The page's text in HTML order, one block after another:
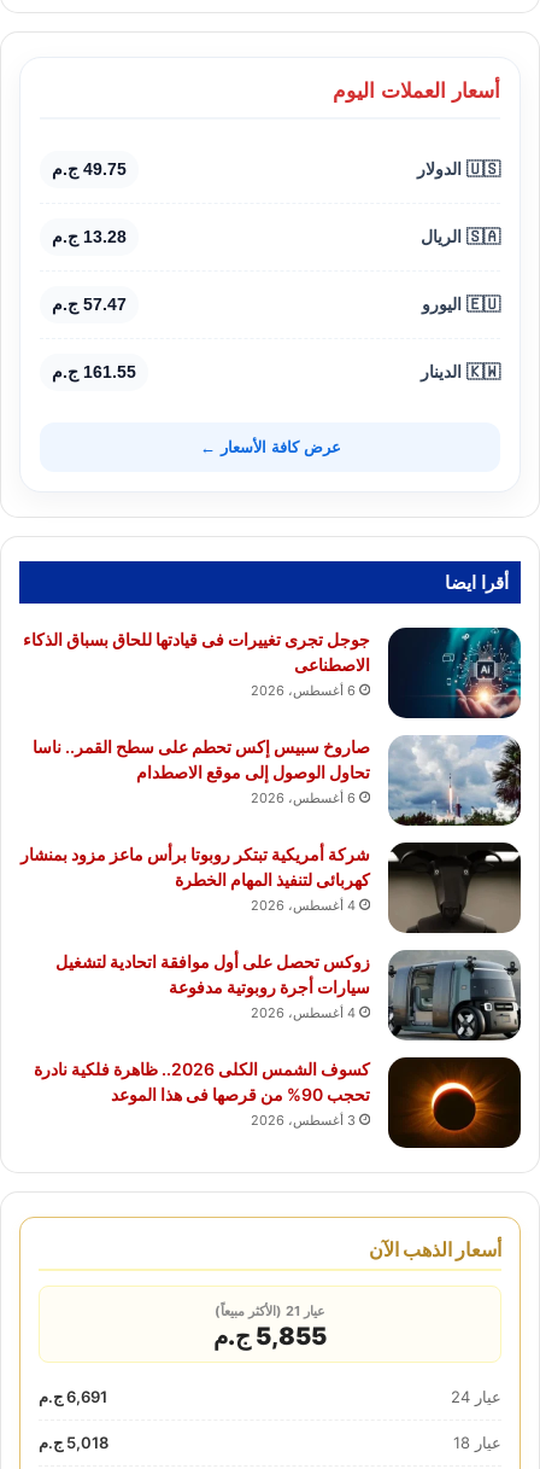
أسعار العملات اليوم
🇺🇸 الدولار 49.75 ج.م
🇸🇦 الريال 13.28 ج.م
🇪🇺 اليورو 57.47 ج.م
🇰🇼 الدينار 161.55 ج.م
عرض كافة الأسعار ←
أقرا ايضا
جوجل تجرى تغييرات فى قيادتها للحاق بسباق الذكاء
الاصطناعى
6 أغسطس، 2026
صاروخ سبيس إكس تحطم على سطح القمر.. ناسا
تحاول الوصول إلى موقع الاصطدام
6 أغسطس، 2026
شركة أمريكية تبتكر روبوتا برأس ماعز مزود بمنشار
كهربائى لتنفيذ المهام الخطرة
4 أغسطس، 2026
زوكس تحصل على أول موافقة اتحادية لتشغيل
سيارات أجرة روبوتية مدفوعة
4 أغسطس، 2026
كسوف الشمس الكلى 2026.. ظاهرة فلكية نادرة
تحجب 90% من قرصها فى هذا الموعد
3 أغسطس، 2026
أسعار الذهب الآن
عيار 21 (الأكثر مبيعاً)
5,855 ج.م
عيار 24 6,691 ج.م
عيار 18 5,018 ج.م